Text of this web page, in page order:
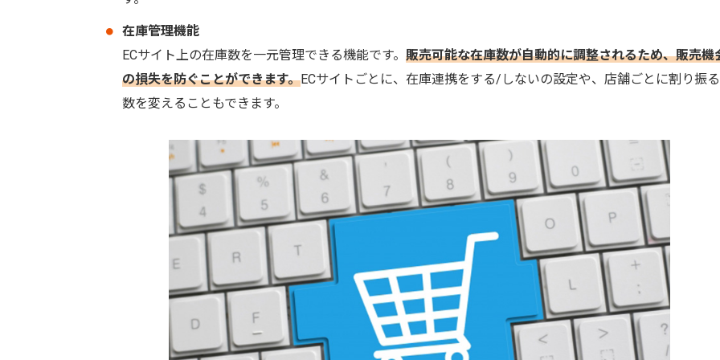
在庫管理機能
ECサイト上の在庫数を一元管理できる機能です。 販売可能な在庫数が自動的に調整されるため、販売機
の損失を防ぐことができます。ECサイトごとに、在庫連携をする/しないの設定や、店舗ごとに割り振
数を変えることもできます。